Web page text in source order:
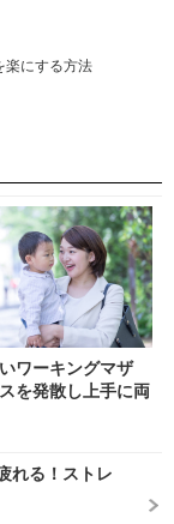
楽にする方法
ワーキングマザ
を発散し上手に両
れる！ストレ